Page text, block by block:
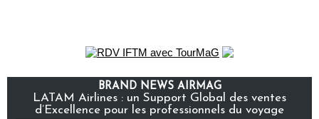
BRAND NEWS AIRMAG
LATAM Airlines : un Support Global des ventes
d’Excellence pour les professionnels du voyage